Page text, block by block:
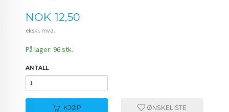
Pris
NOK 12,50
ekskl. mva.
På lager: 96 stk.
ANTALL
KJØP ØNSKELISTE